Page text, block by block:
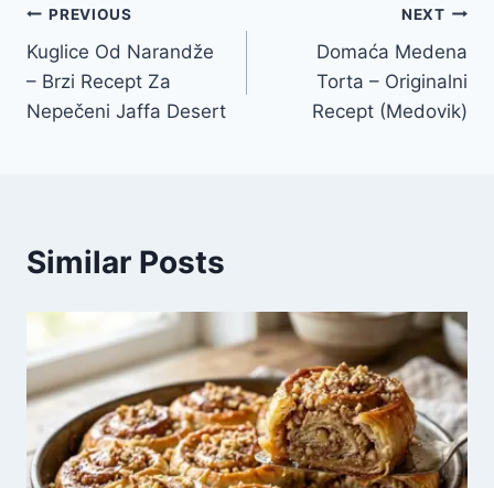
Post
navigation
PREVIOUS
Kuglice Od Narandže
– Brzi Recept Za
Nepečeni Jaffa Desert
NEXT
Domaća Medena
Torta – Originalni
Recept (Medovik)
Similar Posts